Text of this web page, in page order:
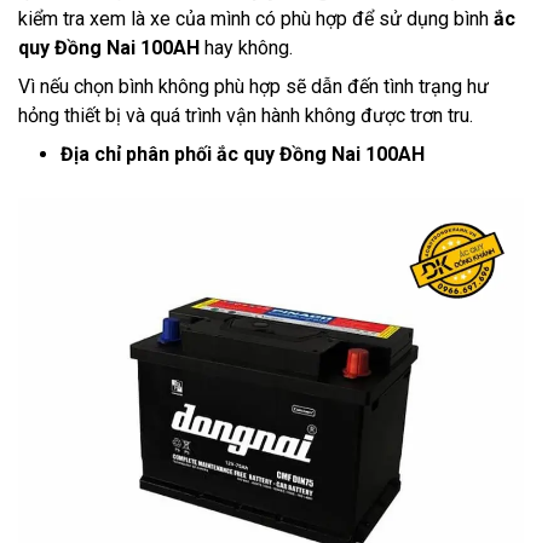
kiểm tra xem là xe của mình có phù hợp để sử dụng bình ắc
quy Đồng Nai 100AH hay không.
Vì nếu chọn bình không phù hợp sẽ dẫn đến tình trạng hư
hỏng thiết bị và quá trình vận hành không được trơn tru.
Địa chỉ phân phối ắc quy Đồng Nai 100AH